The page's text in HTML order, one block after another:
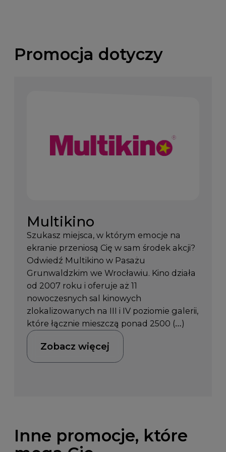
Promocja dotyczy
Multikino
Szukasz miejsca, w którym emocje na
ekranie przeniosą Cię w sam środek akcji?
Odwiedź Multikino w Pasażu
Grunwaldzkim we Wrocławiu. Kino działa
od 2007 roku i oferuje aż 11
nowoczesnych sal kinowych
zlokalizowanych na III i IV poziomie galerii,
które łącznie mieszczą ponad 2500 (…)
Zobacz więcej
Inne promocje, które